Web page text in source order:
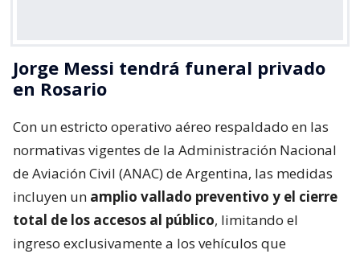
Jorge Messi tendrá funeral privado
en Rosario
Con un estricto operativo aéreo respaldado en las
normativas vigentes de la Administración Nacional
de Aviación Civil (ANAC) de Argentina, las medidas
incluyen un amplio vallado preventivo y el cierre
total de los accesos al público, limitando el
ingreso exclusivamente a los vehículos que